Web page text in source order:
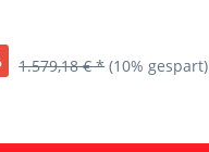
1.579,18 € * (10% gespart)